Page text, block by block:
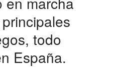
todo
España.